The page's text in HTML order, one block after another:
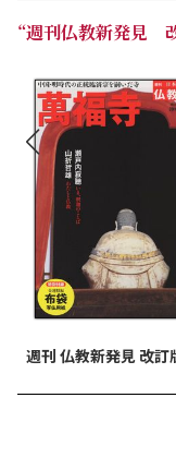
“週刊仏教新発見
週刊 仏教新発見 改訂